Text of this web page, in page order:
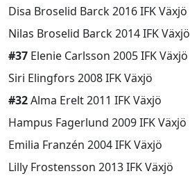
Disa Broselid Barck 2016 IFK Växjö
Nilas Broselid Barck 2014 IFK Växjö
#37 Elenie Carlsson 2005 IFK Växjö
Siri Elingfors 2008 IFK Växjö
#32Alma Erelt 2011 IFK Växjö
Hampus Fagerlund 2009 IFK Växjö
Emilia Franzén 2004 IFK Växjö
Lilly Frostensson 2013 IFK Växjö